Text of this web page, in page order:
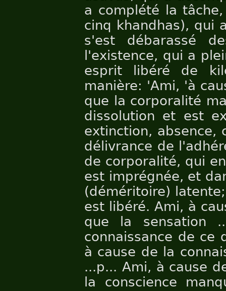
a complété la
cinq khandhas), qui
s'est débarassé
l'existence, qui a
esprit libéré de
manière: 'Ami, 'à
que la corporalité
dissolution et est
extinction, absence,
délivrance de
de corporalité, qui
est imprégnée, et
(déméritoire)
est libéré. Ami, à
que la sensation
connaissance de ce
à cause de la
...p... Ami, à cause
la conscience